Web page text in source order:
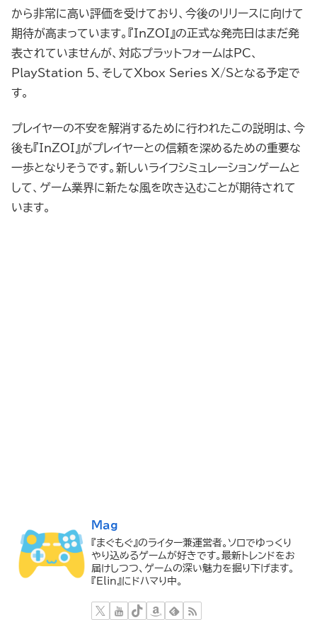
から非常に高い評価を受けており、今後のリリースに向けて
期待が高まっています。『InZOI』の正式な発売日はまだ発
表されていませんが、対応プラットフォームはPC、
PlayStation 5、そしてXbox Series X/Sとなる予定で
す。
プレイヤーの不安を解消するために行われたこの説明は、今
後も『InZOI』がプレイヤーとの信頼を深めるための重要な
一歩となりそうです。新しいライフシミュレーションゲームと
して、ゲーム業界に新たな風を吹き込むことが期待されて
います。
Mag
『まぐもぐ』のライター兼運営者。ソロでゆっくり
やり込めるゲームが好きです。最新トレンドをお
届けしつつ、ゲームの深い魅力を掘り下げます。
『Elin』にドハマり中。